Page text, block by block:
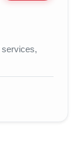
or
services,